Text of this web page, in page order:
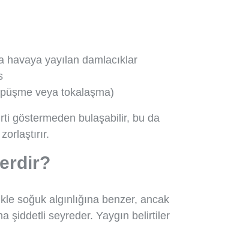
havaya yayılan damlacıklar
veya tokalaşma)
göstermeden bulaşabilir, bu da
soğuk algınlığına benzer, ancak
şiddetli seyreder. Yaygın belirtiler